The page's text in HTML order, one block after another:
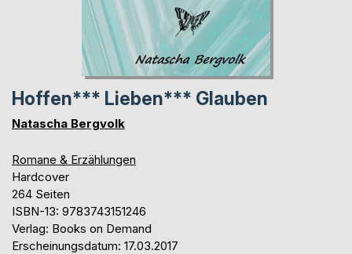
Hoffen*** Lieben*** Glauben
Natascha Bergvolk
Romane & Erzählungen
Hardcover
264 Seiten
ISBN-13: 9783743151246
Verlag: Books on Demand
Erscheinungsdatum: 17.03.2017